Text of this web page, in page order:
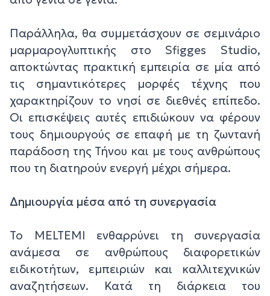
Παράλληλα, θα συμμετάσχουν σε σεμινάριο
μαρμαρογλυπτικής στο Sfigges Studio,
αποκτώντας πρακτική εμπειρία σε μία από
τις σημαντικότερες μορφές τέχνης που
χαρακτηρίζουν το νησί σε διεθνές επίπεδο.
Οι επισκέψεις αυτές επιδιώκουν να φέρουν
τους δημιουργούς σε επαφή με τη ζωντανή
παράδοση της Τήνου και με τους ανθρώπους
που τη διατηρούν ενεργή μέχρι σήμερα.
Δημιουργία μέσα από τη συνεργασία
Το MELTEMI ενθαρρύνει τη συνεργασία
ανάμεσα σε ανθρώπους διαφορετικών
ειδικοτήτων, εμπειριών και καλλιτεχνικών
αναζητήσεων. Κατά τη διάρκεια του